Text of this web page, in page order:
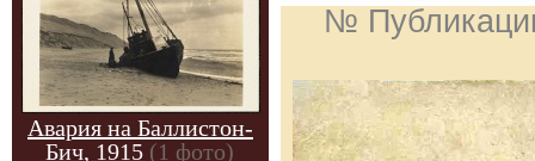
Авария на Баллистон-
Бич, 1915 (1 фото)
№